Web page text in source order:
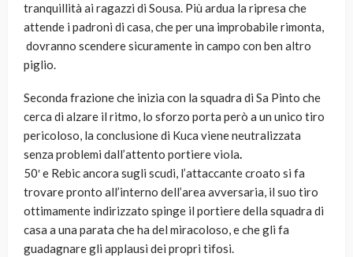
tranquillità ai ragazzi di Sousa. Più ardua la ripresa che
attende i padroni di casa, che per una improbabile rimonta,
dovranno scendere sicuramente in campo con ben altro
piglio.
Seconda frazione che inizia con la squadra di Sa Pinto che
cerca di alzare il ritmo, lo sforzo porta però a un unico tiro
pericoloso, la conclusione di Kuca viene neutralizzata
senza problemi dall’attento portiere viola.
50′ e Rebic ancora sugli scudi, l’attaccante croato si fa
trovare pronto all’interno dell’area avversaria, il suo tiro
ottimamente indirizzato spinge il portiere della squadra di
casa a una parata che ha del miracoloso, e che gli fa
guadagnare gli applausi dei propri tifosi.